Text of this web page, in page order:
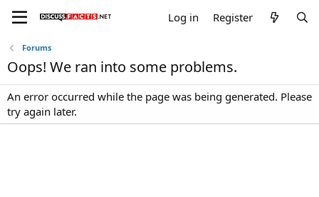
Log in Register
Forums
Oops! We ran into some problems.
An error occurred while the page was being generated. Please
try again later.